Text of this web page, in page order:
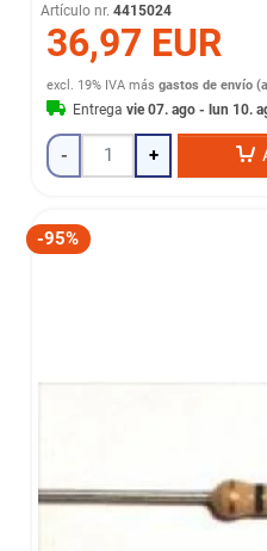
Artículo nr. 4415024
36,97 EUR
excl. 19% IVA másgastos de envío
Entregavie 07. ago - lun 10.
- +
-95%